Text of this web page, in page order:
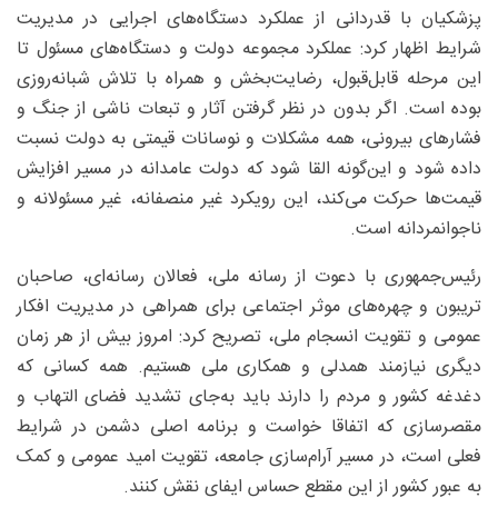
پزشکیان با قدردانی از عملکرد دستگاه‌های اجرایی در مدیریت
شرایط اظهار کرد: عملکرد مجموعه دولت و دستگاه‌های مسئول تا
این مرحله قابل‌قبول، رضایت‌بخش و همراه با تلاش شبانه‌روزی
بوده است. اگر بدون در نظر گرفتن آثار و تبعات ناشی از جنگ و
فشارهای بیرونی، همه مشکلات و نوسانات قیمتی به دولت نسبت
داده شود و این‌گونه القا شود که دولت عامدانه در مسیر افزایش
قیمت‌ها حرکت می‌کند، این رویکرد غیر منصفانه، غیر مسئولانه و
ناجوانمردانه است.
رئیس‌جمهوری با دعوت از رسانه ملی، فعالان رسانه‌ای، صاحبان
تریبون و چهره‌های موثر اجتماعی برای همراهی در مدیریت افکار
عمومی و تقویت انسجام ملی، تصریح کرد: امروز بیش از هر زمان
دیگری نیازمند همدلی و همکاری ملی هستیم. همه کسانی که
دغدغه کشور و مردم را دارند باید به‌جای تشدید فضای التهاب و
مقصرسازی که اتفاقا خواست و برنامه اصلی دشمن در شرایط
فعلی است، در مسیر آرام‌سازی جامعه، تقویت امید عمومی و کمک
به عبور کشور از این مقطع حساس ایفای نقش کنند.